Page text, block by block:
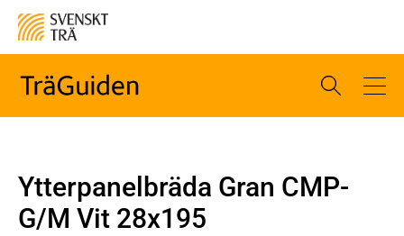
Ytterpanelbräda Gran CMP-
G/M Vit 28x195